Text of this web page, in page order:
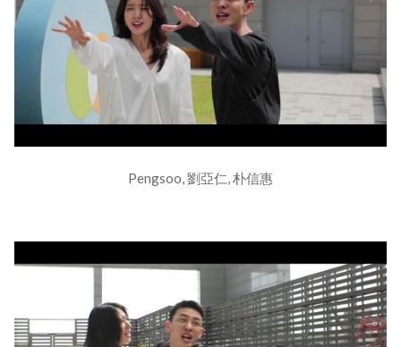
Pengsoo, 劉亞仁, 朴信惠